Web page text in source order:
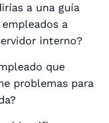
a una guía
a
interno?
que
problemas para